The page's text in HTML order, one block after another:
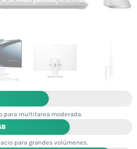
para multitarea moderada.
para grandes volúmenes.